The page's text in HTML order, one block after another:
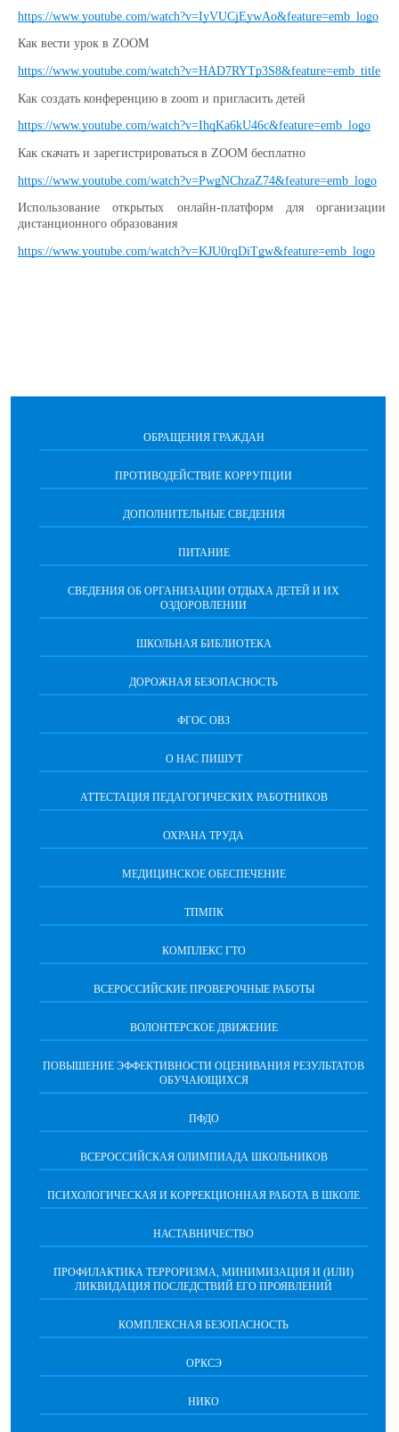
https://www.youtube.com/watch?v=IyVUCjEywAo&feature=emb_logo
Как вести урок в ZOOM
https://www.youtube.com/watch?v=HAD7RYTp3S8&feature=emb_title
Как создать конференцию в zoom и пригласить детей
https://www.youtube.com/watch?v=IhqKa6kU46c&feature=emb_logo
Как скачать и зарегистрироваться в ZOOM бесплатно
https://www.youtube.com/watch?v=PwgNChzaZ74&feature=emb_logo
Использование открытых онлайн-платформ для организации
дистанционного образования
https://www.youtube.com/watch?v=KJU0rqDiTgw&feature=emb_logo
ОБРАЩЕНИЯ ГРАЖДАН
ПРОТИВОДЕЙСТВИЕ КОРРУПЦИИ
ДОПОЛНИТЕЛЬНЫЕ СВЕДЕНИЯ
ПИТАНИЕ
СВЕДЕНИЯ ОБ ОРГАНИЗАЦИИ ОТДЫХА ДЕТЕЙ И ИХ
ОЗДОРОВЛЕНИИ
ШКОЛЬНАЯ БИБЛИОТЕКА
ДОРОЖНАЯ БЕЗОПАСНОСТЬ
ФГОС ОВЗ
О НАС ПИШУТ
АТТЕСТАЦИЯ ПЕДАГОГИЧЕСКИХ РАБОТНИКОВ
ОХРАНА ТРУДА
МЕДИЦИНСКОЕ ОБЕСПЕЧЕНИЕ
ТПМПК
КОМПЛЕКС ГТО
ВСЕРОССИЙСКИЕ ПРОВЕРОЧНЫЕ РАБОТЫ
ВОЛОНТЕРСКОЕ ДВИЖЕНИЕ
ПОВЫШЕНИЕ ЭФФЕКТИВНОСТИ ОЦЕНИВАНИЯ РЕЗУЛЬТАТОВ
ОБУЧАЮЩИХСЯ
ПФДО
ВСЕРОССИЙСКАЯ ОЛИМПИАДА ШКОЛЬНИКОВ
ПСИХОЛОГИЧЕСКАЯ И КОРРЕКЦИОННАЯ РАБОТА В ШКОЛЕ
НАСТАВНИЧЕСТВО
ПРОФИЛАКТИКА ТЕРРОРИЗМА, МИНИМИЗАЦИЯ И (ИЛИ)
ЛИКВИДАЦИЯ ПОСЛЕДСТВИЙ ЕГО ПРОЯВЛЕНИЙ
КОМПЛЕКСНАЯ БЕЗОПАСНОСТЬ
ОРКСЭ
НИКО